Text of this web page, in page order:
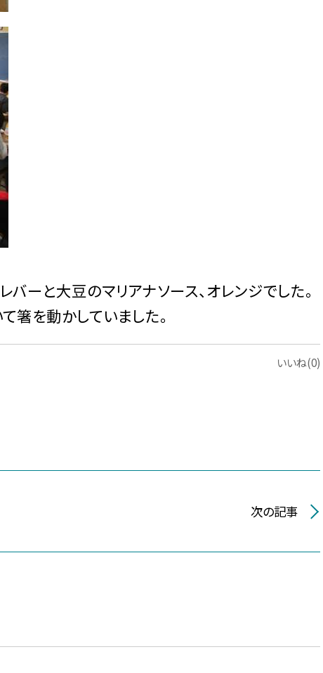
バーと大豆のマリアナソース、オレンジでした。
箸を動かしていました。
いいね(0)
次の記事